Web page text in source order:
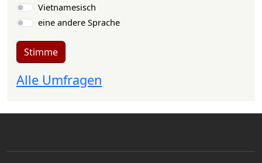
Vietnamesisch
eine andere Sprache
Stimme
Alle Umfragen